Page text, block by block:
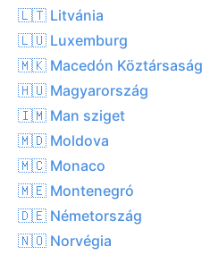
🇱🇹 Litvánia
🇱🇺 Luxemburg
🇲🇰 Macedón Köztársaság
🇭🇺 Magyarország
🇮🇲 Man sziget
🇲🇩 Moldova
🇲🇨 Monaco
🇲🇪 Montenegró
🇩🇪 Németország
🇳🇴 Norvégia